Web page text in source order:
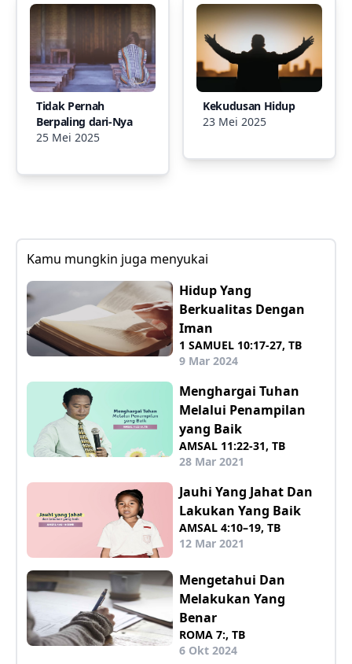
Tidak Pernah
Berpaling dari-Nya
25 Mei 2025
Kekudusan Hidup
23 Mei 2025
Kamu mungkin juga menyukai
Hidup Yang
Berkualitas Dengan
Iman
1 SAMUEL 10:17-27, TB
9 Mar 2024
Menghargai Tuhan
Melalui Penampilan
yang Baik
AMSAL 11:22-31, TB
28 Mar 2021
Jauhi Yang Jahat Dan
Lakukan Yang Baik
AMSAL 4:10–19, TB
12 Mar 2021
Mengetahui Dan
Melakukan Yang
Benar
ROMA 7:, TB
6 Okt 2024